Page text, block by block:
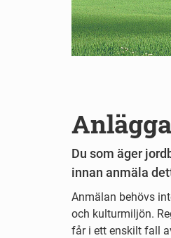
Du som äger
innan anmäla
Anmälan behövs
och kulturmiljön.
får i ett enskilt fall